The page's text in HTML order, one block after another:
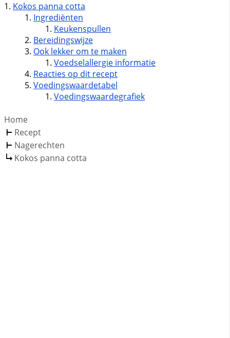
Kokos panna cotta
Ingrediënten
Keukenspullen
Bereidingswijze
Ook lekker om te maken
Voedselallergie informatie
Reacties op dit recept
Voedingswaardetabel
Voedingswaardegrafiek
Home
Recept
Nagerechten
Kokos panna cotta